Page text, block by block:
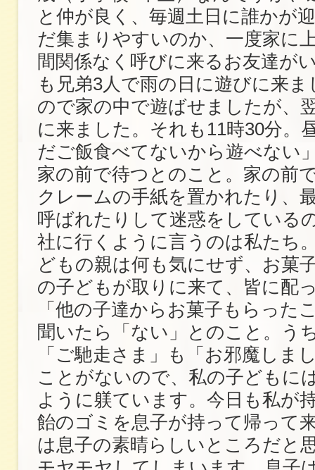
と仲が良く、毎週土日に誰かが
だ集まりやすいのか、一度家に
間関係なく呼びに来るお友達が
も兄弟3人で雨の日に遊びに来
ので家の中で遊ばせましたが、
に来ました。それも11時30分。
だご飯食べてないから遊べない
家の前で待つとのこと。家の前
クレームの手紙を置かれたり、
呼ばれたりして迷惑をしている
社に行くように言うのは私たち
どもの親は何も気にせず、お菓
の子どもが取りに来て、皆に配
「他の子達からお菓子もらった
聞いたら「ない」とのこと。う
「ご馳走さま」も「お邪魔しま
ことがないので、私の子どもに
ように躾ています。今日も私が
飴のゴミを息子が持って帰って
は息子の素晴らしいところだと